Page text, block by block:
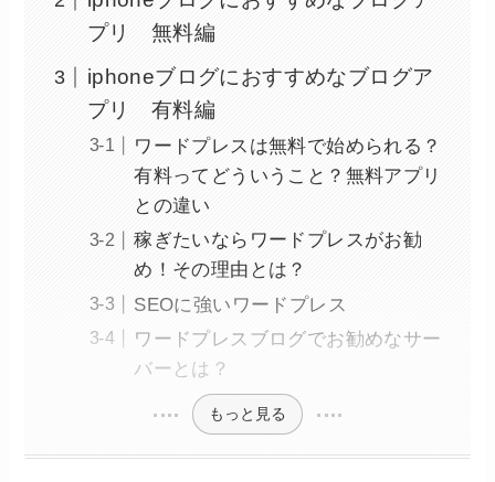
プリ 無料編
iphoneブログにおすすめなブログア
プリ 有料編
ワードプレスは無料で始められる？
有料ってどういうこと？無料アプリ
との違い
稼ぎたいならワードプレスがお勧
め！その理由とは？
SEOに強いワードプレス
ワードプレスブログでお勧めなサー
バーとは？
もっと見る